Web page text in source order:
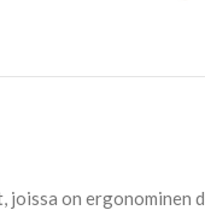
joissa on